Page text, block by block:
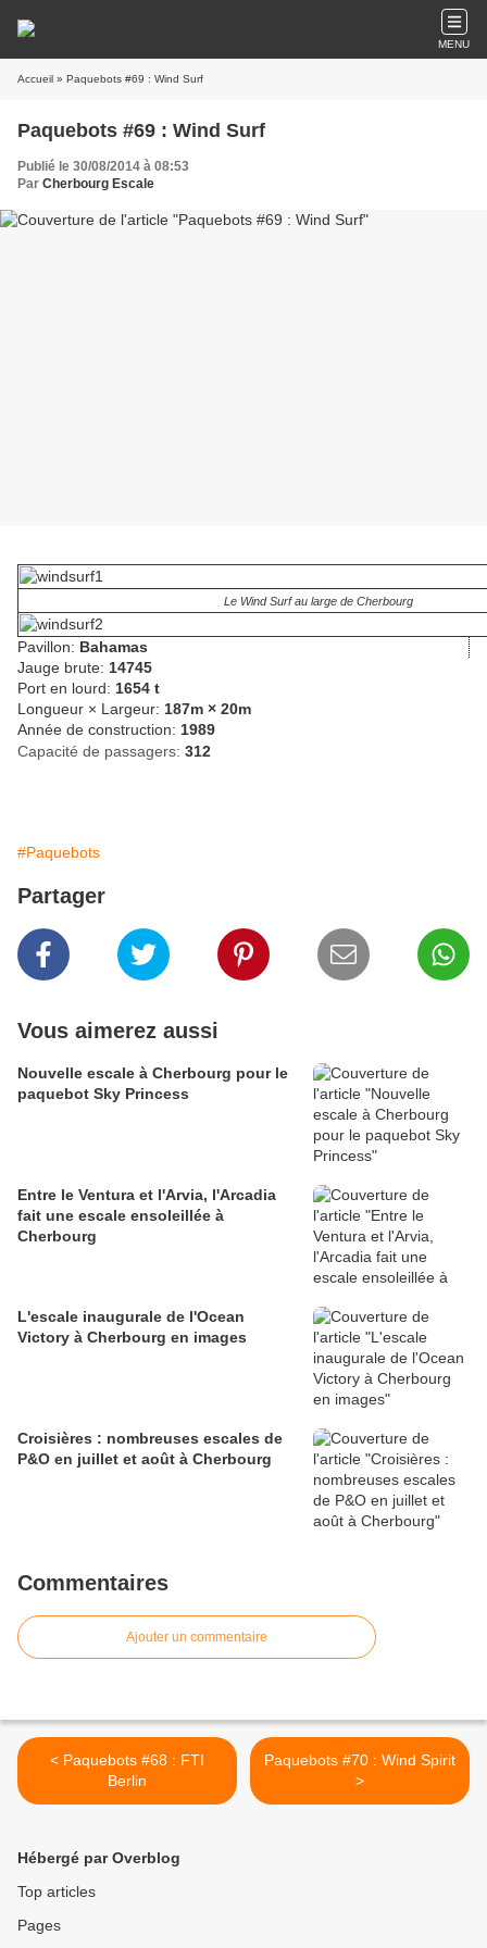
MENU
Accueil » Paquebots #69 : Wind Surf
Paquebots #69 : Wind Surf
Publié le 30/08/2014 à 08:53
Par Cherbourg Escale
Le Wind Surf au large de Cherbourg
Pavillon: Bahamas
Jauge brute: 14745
Port en lourd: 1654 t
Longueur × Largeur: 187m × 20m
Année de construction: 1989
Capacité de passagers: 312
#Paquebots
Partager
Vous aimerez aussi
Nouvelle escale à Cherbourg pour le
paquebot Sky Princess
Entre le Ventura et l'Arvia, l'Arcadia
fait une escale ensoleillée à
Cherbourg
L'escale inaugurale de l'Ocean
Victory à Cherbourg en images
Croisières : nombreuses escales de
P&O en juillet et août à Cherbourg
Commentaires
Ajouter un commentaire
< Paquebots #68 : FTI
Berlin
Paquebots #70 : Wind Spirit
>
Hébergé par Overblog
Top articles
Pages